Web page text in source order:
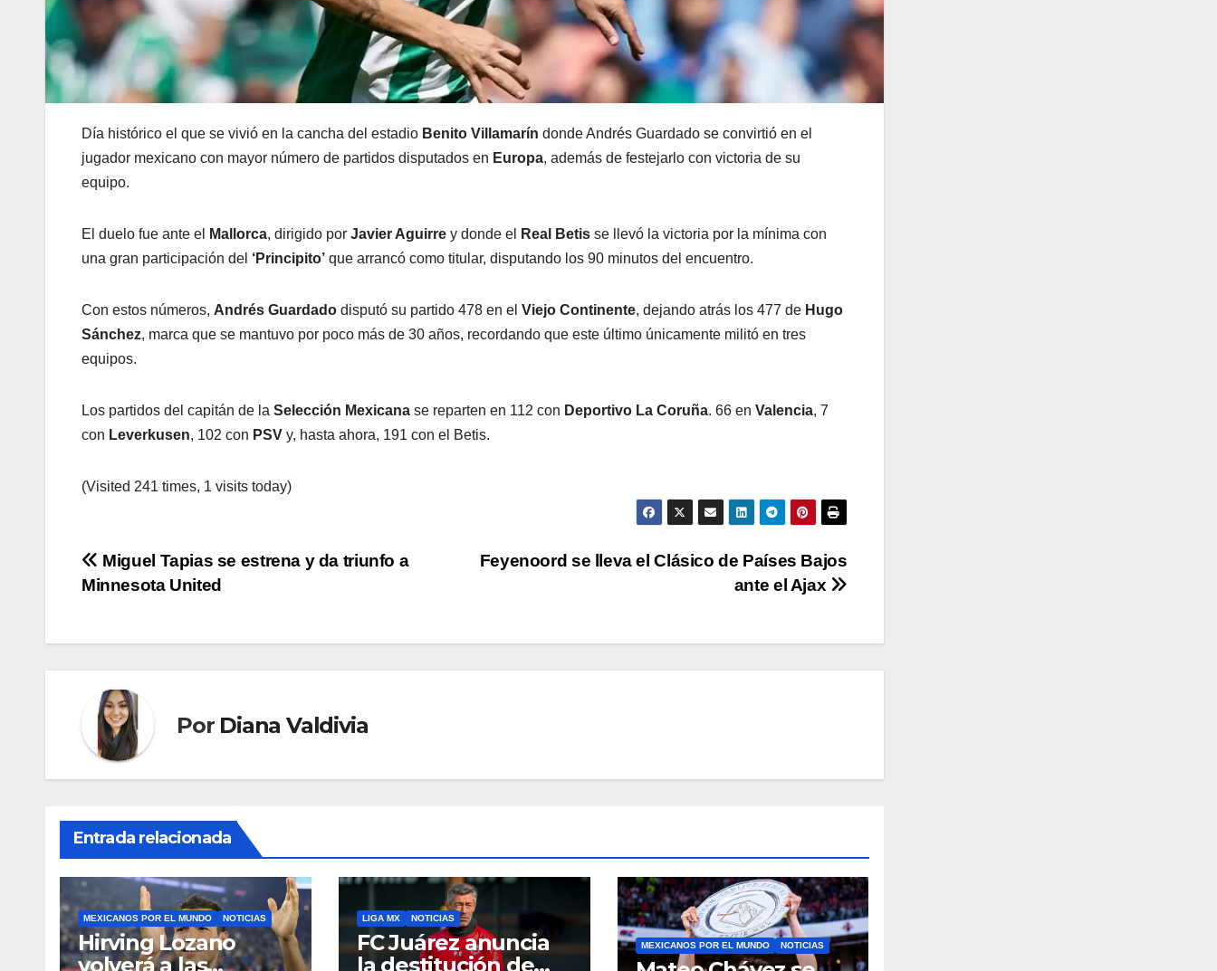
Día histórico el que se vivió en la cancha del estadio Benito Villamarín donde Andrés Guardado se convirtió en el
jugador mexicano con mayor número de partidos disputados en Europa, además de festejarlo con victoria de su
equipo.
El duelo fue ante el Mallorca, dirigido por Javier Aguirre y donde el Real Betis se llevó la victoria por la mínima con
una gran participación del ‘Principito’ que arrancó como titular, disputando los 90 minutos del encuentro.
Con estos números, Andrés Guardado disputó su partido 478 en el Viejo Continente, dejando atrás los 477 de Hugo
Sánchez, marca que se mantuvo por poco más de 30 años, recordando que este último únicamente militó en tres
equipos.
Los partidos del capitán de la Selección Mexicana se reparten en 112 con Deportivo La Coruña. 66 en Valencia, 7
con Leverkusen, 102 con PSV y, hasta ahora, 191 con el Betis.
(Visited 241 times, 1 visits today)
Navegación
entradas
Feyenoord se lleva el Clásico de Países Bajos
ante el Ajax
Miguel Tapias se estrena y da triunfo a
Minnesota United
Por Diana Valdivia
Entrada relacionada
MEXICANOS POR EL MUNDO NOTICIAS
Hirving Lozano
volverá a las
LIGA MX NOTICIAS
FC Juárez anuncia
la destitución de
MEXICANOS POR EL MUNDO NOTICIAS